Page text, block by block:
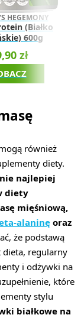
HEGEMONY
(Białko
600g
zł
również
diety.
najlepiej
diety
mięśniową,
alaninę oraz
że podstawą
dieta, regularny
i odżywki na
które
stylu
białkowe na